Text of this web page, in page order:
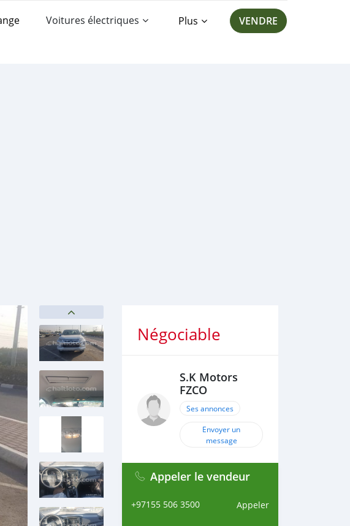
Voitures électriques Plus VENDRE
Négociable
S.K Motors
FZCO
Ses annonces
Envoyer un
message
Appeler le vendeur
+97155 506 3500 Appeler